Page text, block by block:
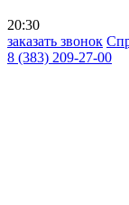
20:30
заказать звонок
8 (383) 209-27-00